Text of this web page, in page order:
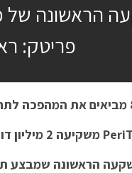
פריטק: ראוטיר
משקיעה 2 מיליון דולר בסבב הגיוס של ראוטיר
הראשונה שמבצע תא"ל יאיר